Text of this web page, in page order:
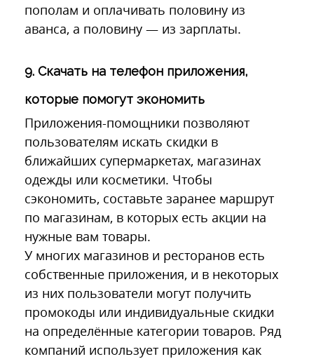
пополам и оплачивать половину из
аванса, а половину — из зарплаты.
9. Скачать на телефон приложения,
которые помогут экономить
Приложения-помощники позволяют
пользователям искать скидки в
ближайших супермаркетах, магазинах
одежды или косметики. Чтобы
сэкономить, составьте заранее маршрут
по магазинам, в которых есть акции на
нужные вам товары.
У многих магазинов и ресторанов есть
собственные приложения, и в некоторых
из них пользователи могут получить
промокоды или индивидуальные скидки
на определённые категории товаров. Ряд
компаний использует приложения как